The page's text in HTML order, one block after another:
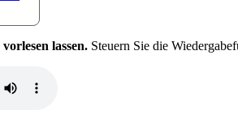
vorlesen lassen. Steuern Sie die